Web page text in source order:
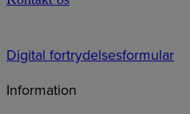
Digital fortrydelsesformular
Information